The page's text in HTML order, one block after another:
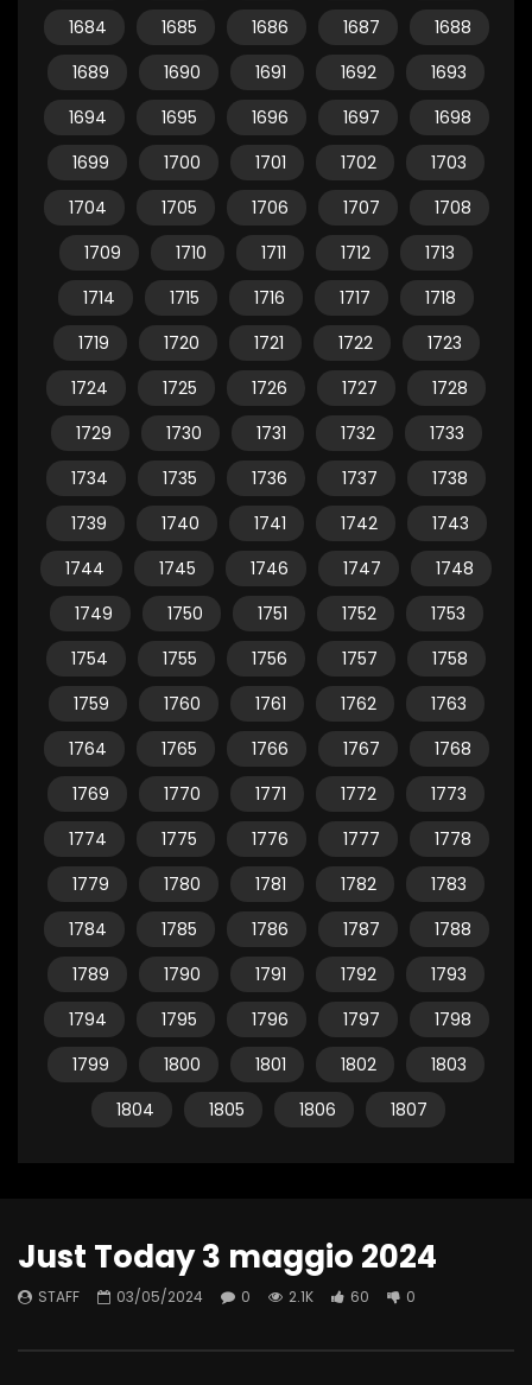
1684
1685 1686 1687
1688
1689
1690 1691 1692
1693
1694
1695 1696 1697
1698
1699
1700 1701 1702
1703
1704
1705 1706 1707
1708
1709
1710 1711 1712
1713
1714
1715 1716 1717
1718
1719
1720 1721 1722
1723
1724
1725 1726 1727
1728
1729
1730 1731 1732
1733
1734
1735 1736 1737
1738
1739
1740 1741 1742
1743
1744
1745 1746 1747
1748
1749
1750 1751 1752
1753
1754
1755 1756 1757
1758
1759
1760 1761 1762
1763
1764
1765 1766 1767
1768
1769
1770 1771 1772
1773
1774
1775 1776 1777
1778
1779
1780 1781 1782
1783
1784
1785 1786 1787
1788
1789
1790 1791 1792
1793
1794
1795 1796 1797
1798
1799
1800 1801 1802
1803
1804
1805 1806 1807
Just Today 3 maggio 2024
STAFF 03/05/2024 0 2.1K 60 0